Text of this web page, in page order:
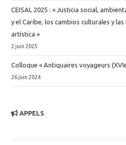
CEISAL 2025 : « Justicia social,
y el Caribe, los cambios culturales y
artística »
2 juin 2025
Colloque « Antiquaires voyageurs
26 juin 2024
APPELS